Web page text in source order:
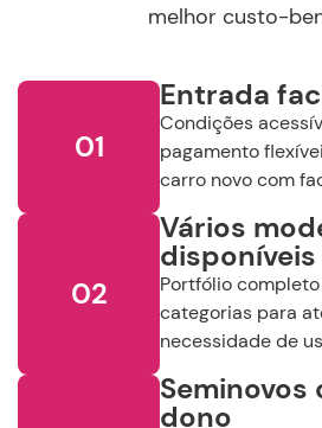
melhor custo-
01
Entrada
Condições
pagamento
carro novo com
02
Vários
disponíveis
Portfólio
categorias para
necessidade de
Seminovos
dono